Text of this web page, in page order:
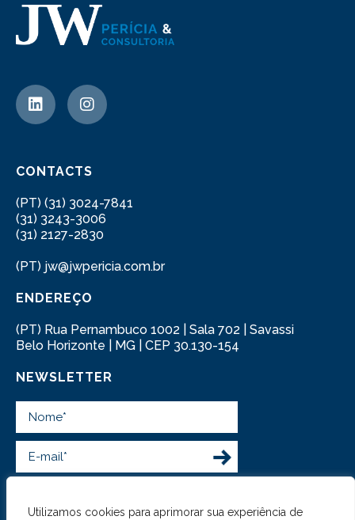
Utilizamos cookies para aprimorar sua experiência de
CONTACTS
(PT) (31) 3024-7841
(31) 3243-3006
(31) 2127-2830
(PT) jw@jwpericia.com.br
ENDEREÇO
(PT) Rua Pernambuco 1002 | Sala 702 | Savassi
Belo Horizonte | MG | CEP 30.130-154
NEWSLETTER